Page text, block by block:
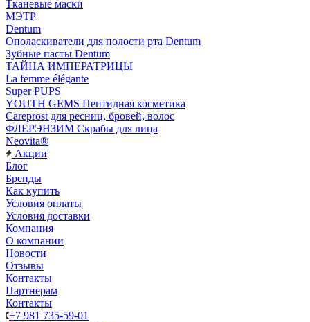
Тканевые маски
МЭТР
Dentum
Ополаскиватели для полости рта Dentum
Зубные пасты Dentum
ТАЙНА ИМПЕРАТРИЦЫ
La femme élégante
Super PUPS
YOUTH GEMS Пептидная косметика
Careprost для ресниц, бровей, волос
ФЛЕРЭНЗИМ Скрабы для лица
Neovita®
Акции
Блог
Бренды
Как купить
Условия оплаты
Условия доставки
Компания
О компании
Новости
Отзывы
Контакты
Партнерам
Контакты
+7 981 735-59-01